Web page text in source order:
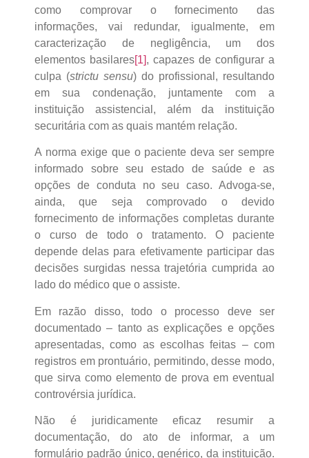
como comprovar o fornecimento das
informações, vai redundar, igualmente, em
caracterização de negligência, um dos
elementos basilares[1], capazes de configurar a
culpa (strictu sensu) do profissional, resultando
em sua condenação, juntamente com a
instituição assistencial, além da instituição
securitária com as quais mantém relação.
A norma exige que o paciente deva ser sempre
informado sobre seu estado de saúde e as
opções de conduta no seu caso. Advoga-se,
ainda, que seja comprovado o devido
fornecimento de informações completas durante
o curso de todo o tratamento. O paciente
depende delas para efetivamente participar das
decisões surgidas nessa trajetória cumprida ao
lado do médico que o assiste.
Em razão disso, todo o processo deve ser
documentado – tanto as explicações e opções
apresentadas, como as escolhas feitas – com
registros em prontuário, permitindo, desse modo,
que sirva como elemento de prova em eventual
controvérsia jurídica.
Não é juridicamente eficaz resumir a
documentação, do ato de informar, a um
formulário padrão único, genérico, da instituição.